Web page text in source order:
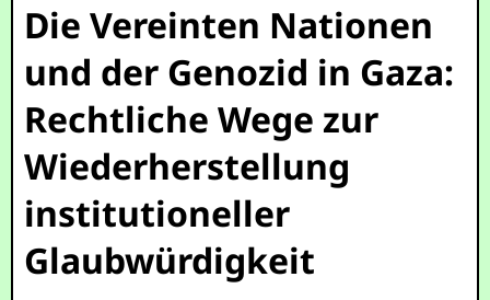
Die Vereinten Nationen
und der Genozid in Gaza:
Rechtliche Wege zur
Wiederherstellung
institutioneller
Glaubwürdigkeit